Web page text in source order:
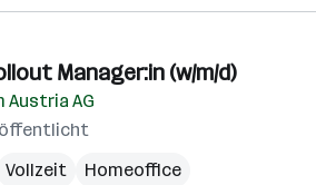
Manager:in (w/m/d)
Austria AG
Vollzeit
Homeoffice